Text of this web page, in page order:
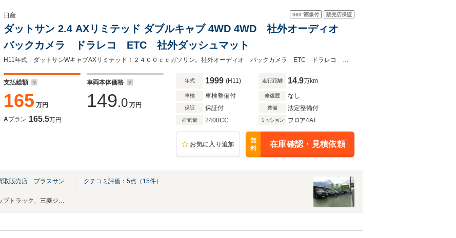
360°画像付 販売店保証
日産
ダットサン 2.4 AXリミテッド ダブルキャブ 4WD 4WD 社外オーディオ
バックカメラ ドラレコ ETC 社外ダッシュマット
H11年式 ダットサンWキャブAXリミテッド！２４００ｃｃガソリン。社外オーディオ バックカメラ ETC ドラレコ ４WD 社外ダッシュマット
支払総額
165 万円
車両本体価格
149.0 万円
Aプラン 165.5万円
年式 1999 (H11) 走行距離 14.9万km
車検 車検整備付 修復歴 なし
保証 保証付 整備 法定整備付
排気量 2400CC ミッション フロア4AT
お気に入り追加
無
料
在庫確認・見積依頼
取販売店 プラスサン
ランクル７０・８０、ピックアップトラック、三菱ジープ、ジムニーなど高価買取
クチコミ評価： 5点（ 15件）